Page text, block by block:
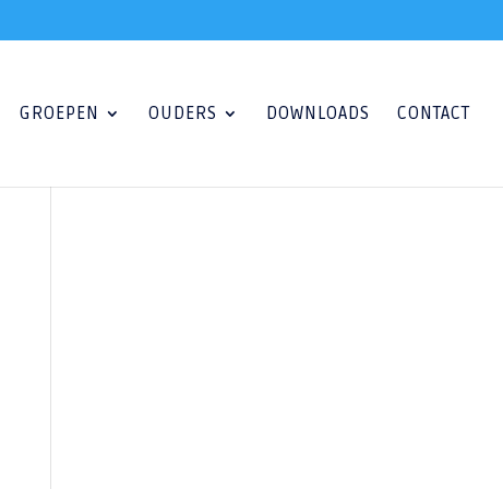
GROEPEN OUDERS DOWNLOADS CONTACT